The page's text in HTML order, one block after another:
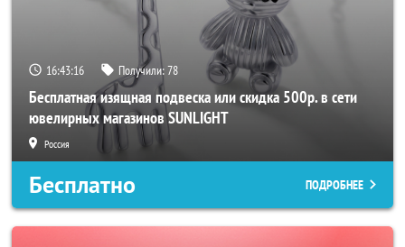
16:43:14 Получили:78
Бесплатная изящная подвеска или скидка 500р. в сети
ювелирных магазинов SUNLIGHT
Россия
Бесплатно ПОДРОБНЕЕ